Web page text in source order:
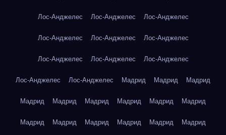
Лос-Анджелес Лос-Анджелес Лос-Анджелес
Лос-Анджелес Лос-Анджелес Лос-Анджелес
Лос-Анджелес Лос-Анджелес Лос-Анджелес
Лос-Анджелес Лос-Анджелес Мадрид Мадрид Мадрид
Мадрид Мадрид Мадрид Мадрид Мадрид Мадрид
Мадрид Мадрид Мадрид Мадрид Мадрид Мадрид